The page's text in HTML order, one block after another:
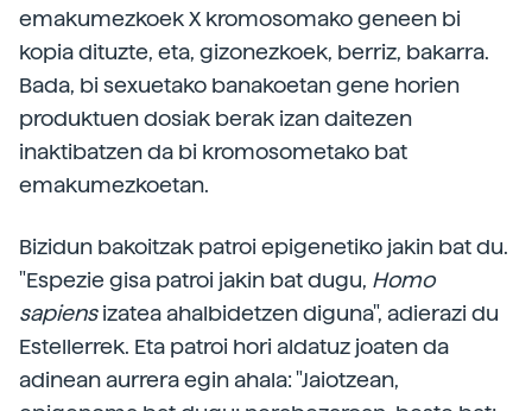
emakumezkoek X kromosomako geneen bi
kopia dituzte, eta, gizonezkoek, berriz, bakarra.
Bada, bi sexuetako banakoetan gene horien
produktuen dosiak berak izan daitezen
inaktibatzen da bi kromosometako bat
emakumezkoetan.
Bizidun bakoitzak patroi epigenetiko jakin bat du.
"Espezie gisa patroi jakin bat dugu, Homo
sapiensizatea ahalbidetzen diguna", adierazi du
Estellerrek. Eta patroi hori aldatuz joaten da
adinean aurrera egin ahala: "Jaiotzean,